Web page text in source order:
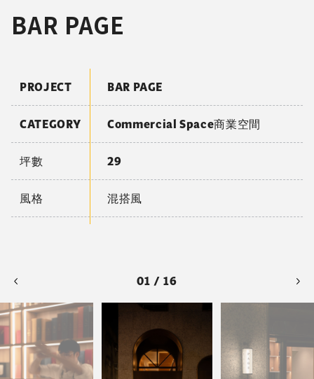
BAR PAGE
PROJECT BAR PAGE
CATEGORY Commercial Space商業空間
坪數 29
風格 混搭風
01 / 16